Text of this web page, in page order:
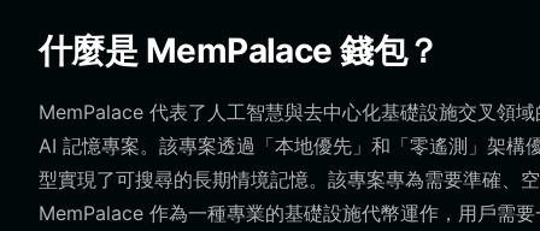
什麼是 MemPalace 錢包？
MemPalace 代表了人工智慧與去中心化基礎設施交叉領
AI 記憶專案。該專案透過「本地優先」和「零遙測」架
型實現了可搜尋的長期情境記憶。該專案專為需要準確、
MemPalace 作為一種專業的基礎設施代幣運作，用戶需